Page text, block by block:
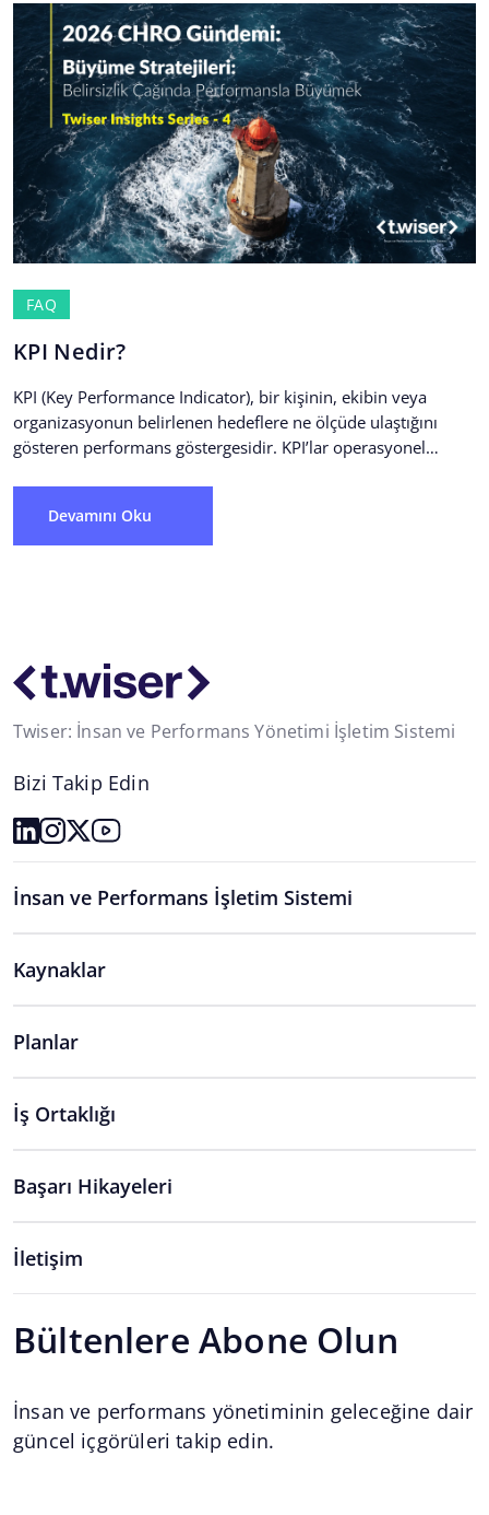
FAQ
KPI Nedir?
KPI (Key Performance Indicator), bir kişinin, ekibin veya
organizasyonun belirlenen hedeflere ne ölçüde ulaştığını
gösteren performans göstergesidir. KPI’lar operasyonel
Devamını Oku
Twiser: İnsan ve Performans Yönetimi İşletim Sistemi
Bizi Takip Edin
İnsan ve Performans İşletim Sistemi
Kaynaklar
Planlar
İş Ortaklığı
Başarı Hikayeleri
İletişim
Bültenlere Abone Olun
İnsan ve performans yönetiminin geleceğine dair
güncel içgörüleri takip edin.